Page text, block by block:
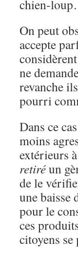
chien-
On peut
accepte
ne
revanche
pourri
Dans ce
moins
extérieurs
retiréun
de le
une baisse
pour le
ces
citoyens